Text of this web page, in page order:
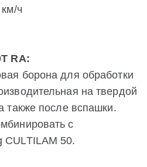
ч
RA:
борона для обработки
на твердой
также после вспашки.
с
CULTILAM 50.